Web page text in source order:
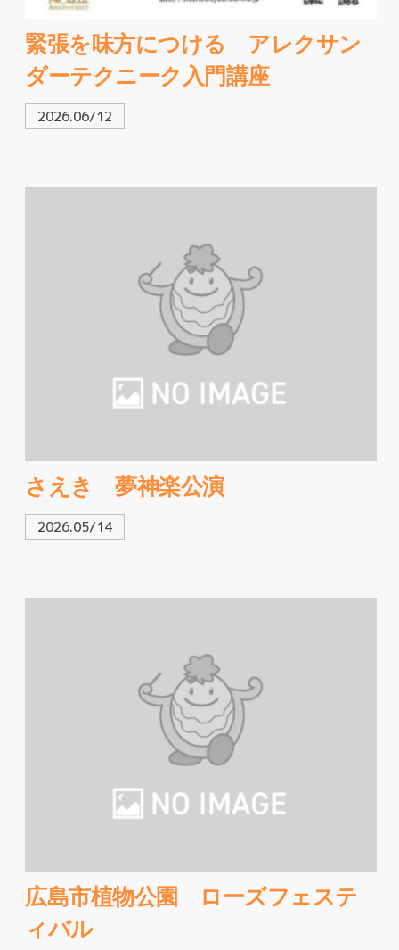
緊張を味方につける アレクサン
ダーテクニーク入門講座
2026.06/12
さえき 夢神楽公演
2026.05/14
広島市植物公園 ローズフェステ
ィバル